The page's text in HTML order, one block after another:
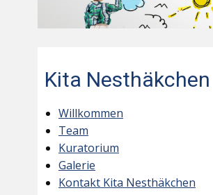
Kita Nesthäkchen
Willkommen
Team
Kuratorium
Galerie
Kontakt Kita Nesthäkchen